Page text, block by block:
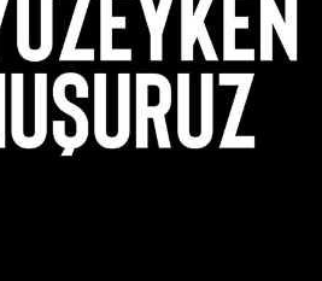
Jolly Joker Kartal-